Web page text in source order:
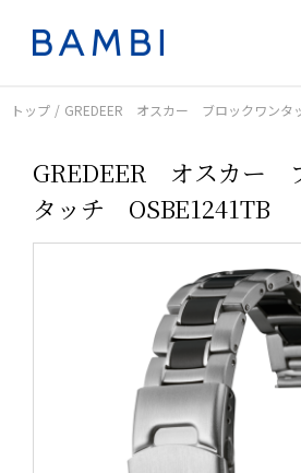
トップ GREDEER オスカー ブロックワンタ
GREDEER オスカー
タッチ OSBE1241TB